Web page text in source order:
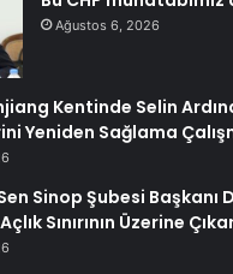
Ağustos 6, 2026
Kentinde Selin
Yeniden Sağlama
Sinop Şubesi Başkanı
Sınırının Üzerine